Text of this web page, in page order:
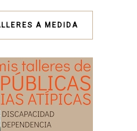
A MEDIDA